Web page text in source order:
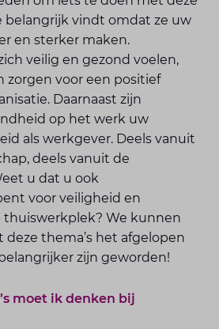
belangrijk vindt omdat ze uw
en sterker maken.
veilig en gezond voelen,
zorgen voor een positief
Daarnaast zijn
op het werk uw
als werkgever. Deels vanuit
deels vanuit de
u dat u ook
voor veiligheid en
thuiswerkplek? We kunnen
deze thema’s het afgelopen
zijn geworden!
moet ik denken bij